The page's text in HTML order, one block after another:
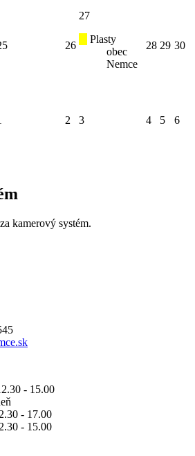
26
27
Plasty
obec
Nemce
28 29 30
2 3 4 5 6
kamerový systém.
- 15.00
- 17.00
- 15.00